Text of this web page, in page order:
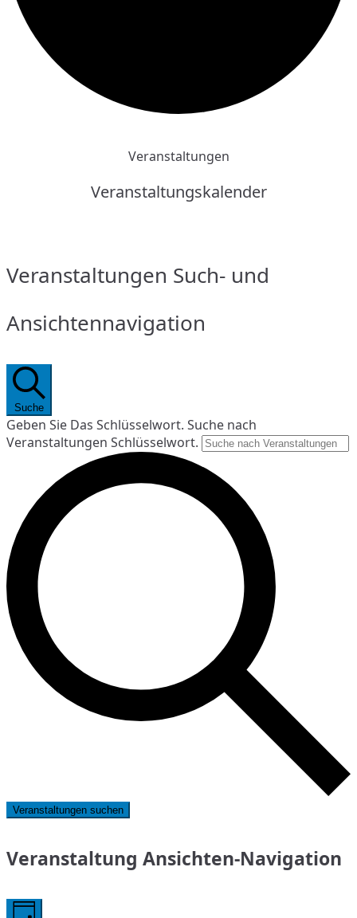
Veranstaltungen
Veranstaltungskalender
Veranstaltungen Such- und
Ansichtennavigation
Suche
Geben Sie Das Schlüsselwort. Suche nach
Veranstaltungen Schlüsselwort.
Veranstaltungen suchen
Veranstaltung Ansichten-Navigation